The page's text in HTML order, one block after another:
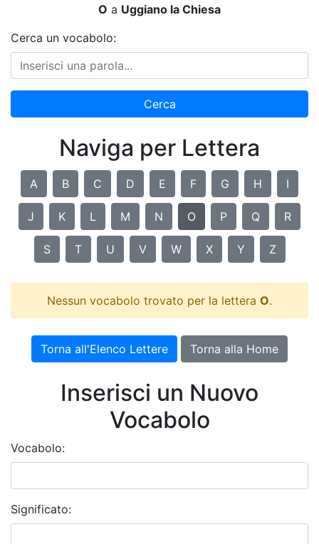
O a Uggiano la Chiesa
Cerca un vocabolo:
Cerca
Naviga per Lettera
A B C D E F G H I
J K L M N O P Q R
S T U V W X Y Z
Nessun vocabolo trovato per la lettera O.
Torna all'Elenco Lettere Torna alla Home
Inserisci un Nuovo
Vocabolo
Vocabolo:
Significato: